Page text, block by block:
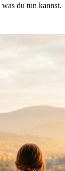
du tun kannst.